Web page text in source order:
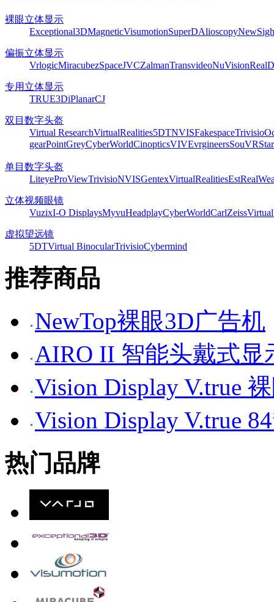
裸眼立体显示
Exceptional3DMagneticVisumotionSuperDAlioscopy
偏振立体显示
VrlogicMiracubezSpaceJVCZalmanTransvideoNuVisionRealD
专用立体显示
TRUE3DiPlanarCJ
双目数字头盔
Virtual ResearchVirtualRealities5DTNVISFakespaceTrivisio
gearPointGreyCyberWorldCinopticsVIVEvrgineersSouVR
单目数字头盔
LiteyeProViewTrivisioNVISGentexVirtualRealitiesEst
立体视频眼镜
VuzixI-O DisplaysMyvuHeadplayCyberWorldCarlZeiss
虚拟望远镜
5DTVirtual BinocularTrivisioCybermind
推荐商品
NewTop裸眼3D广告机
AIRO II 智能头戴式显
Vision Display V.true
Vision Display V.true
热门品牌